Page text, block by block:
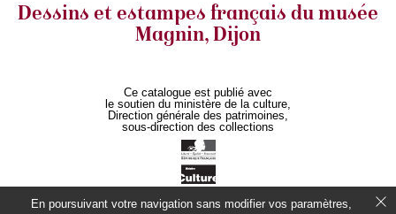
Dessins et estampes français du musée
Magnin, Dijon
Ce catalogue est publié avec
le soutien du ministère de la culture,
Direction générale des patrimoines,
sous-direction des collections
En poursuivant votre navigation sans modifier vos paramètres,